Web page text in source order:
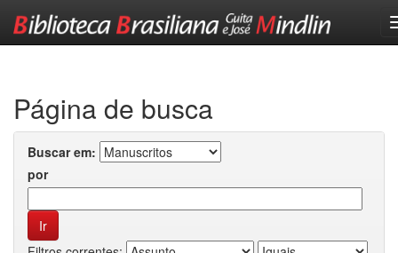
Página de busca
Buscar em:
por